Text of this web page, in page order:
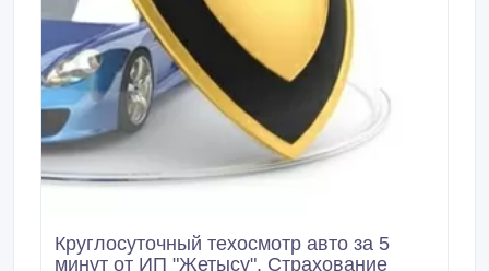
Круглосуточный техосмотр авто за 5
минут от ИП "Жетысу". Страхование